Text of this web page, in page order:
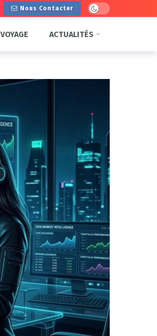
Nous Contacter Dark mode
VOYAGE ACTUALITÉS